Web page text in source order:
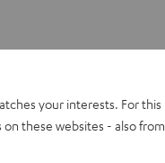
your interests. For this
these websites - also from